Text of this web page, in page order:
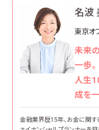
名波
東京オ
未来
一歩。
人生
成を
金融業界歴15年、お金に関